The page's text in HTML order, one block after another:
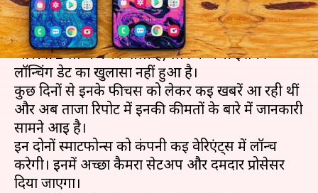
क्या है खबर?
सैमसंग जल्द ही अपने दो नए स्मार्टफोन्स गैलेक्सी A52
और A72 लॉन्च करने वाली है, लेकिन अभी इसकी
लॉन्चिंग डेट का खुलासा नहीं हुआ है।
कुछ दिनों से इनके फीचर्स को लेकर कई खबरें आ रही थीं
और अब ताजा रिपोर्ट में इनकी कीमतों के बारे में जानकारी
सामने आई है।
इन दोनों स्मार्टफोन्स को कंपनी कई वेरिएंट्स में लॉन्च
करेगी। इनमें अच्छा कैमरा सेटअप और दमदार प्रोसेसर
दिया जाएगा।